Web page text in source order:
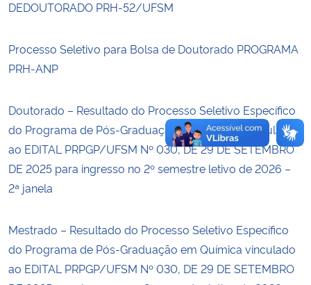
Banco Central do Brasil
Planalto
DEDOUTORADO PRH-52/UFSM
Processo Seletivo para Bolsa de Doutorado PROGRAMA
PRH-ANP
Doutorado – Resultado do Processo Seletivo Específico
do Programa de Pós-Graduação em Química vinculado
ao EDITAL PRPGP/UFSM Nº 030, DE 29 DE SETEMBRO
DE 2025 para ingresso no 2º semestre letivo de 2026 –
2ª janela
Mestrado – Resultado do Processo Seletivo Específico
do Programa de Pós-Graduação em Química vinculado
ao EDITAL PRPGP/UFSM Nº 030, DE 29 DE SETEMBRO